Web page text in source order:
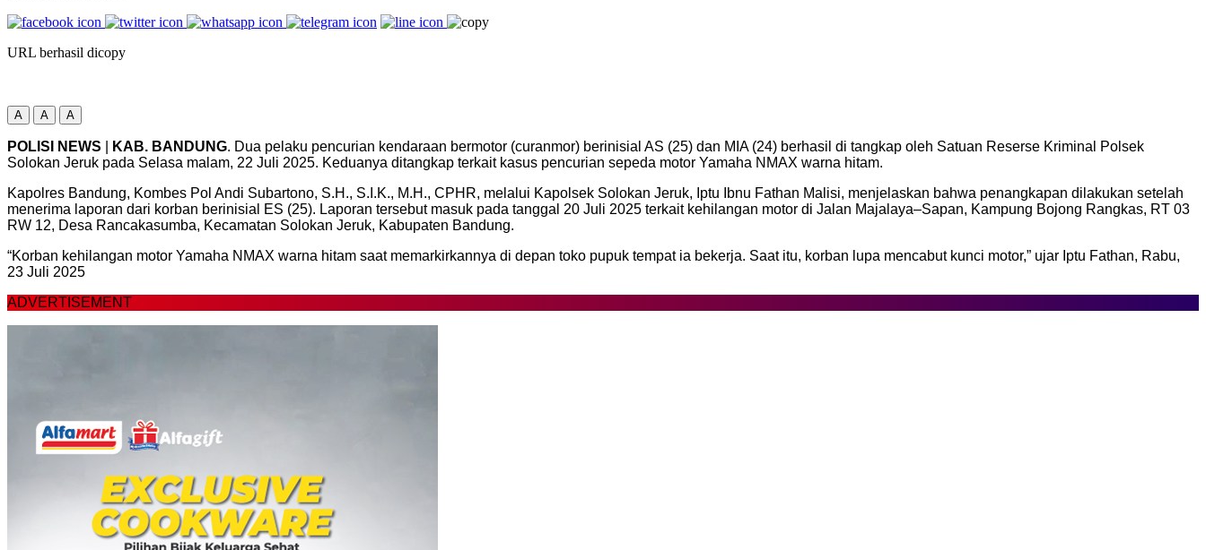
URL berhasil dicopy
A A A
POLISI NEWS KAB. BANDUNG. Dua pelaku pencurian kendaraan bermotor (curanmor) berinisial AS (25) dan MIA (24) berhasil di tangkap oleh Satuan Reserse Kriminal Polsek
Solokan Jeruk pada Selasa malam, 22 Juli 2025. Keduanya ditangkap terkait kasus pencurian sepeda motor Yamaha NMAX warna hitam.
Kapolres Bandung, Kombes Pol Andi Subartono, S.H., S.I.K., M.H., CPHR, melalui Kapolsek Solokan Jeruk, Iptu Ibnu Fathan Malisi, menjelaskan bahwa penangkapan dilakukan setelah
menerima laporan dari korban berinisial ES (25). Laporan tersebut masuk pada tanggal 20 Juli 2025 terkait kehilangan motor di Jalan Majalaya–Sapan, Kampung Bojong Rangkas, RT 03
RW 12, Desa Rancakasumba, Kecamatan Solokan Jeruk, Kabupaten Bandung.
“Korban kehilangan motor Yamaha NMAX warna hitam saat memarkirkannya di depan toko pupuk tempat ia bekerja. Saat itu, korban lupa mencabut kunci motor,” ujar Iptu Fathan, Rabu,
23 Juli 2025
ADVERTISEMENT